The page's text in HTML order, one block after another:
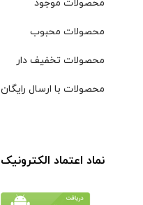
محصولات موجود
محصولات محبوب
محصولات تخفیف دار
محصولات با ارسال رایگان
نماد اعتماد الکترونیک